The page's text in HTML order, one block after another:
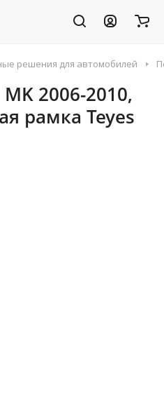
решения для автомобилей
2006-2010,
рамка Teyes